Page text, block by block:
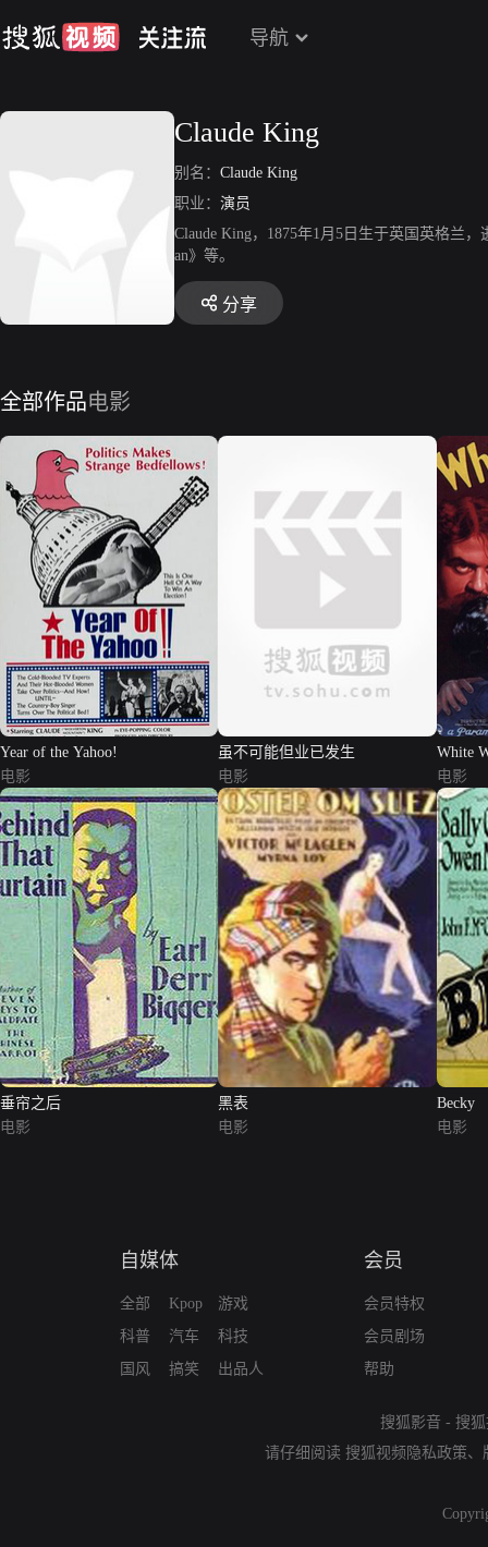
导航
Claude King
别名： Claude King
职业： 演员
Claude King，1875年1月5日生于英国英格兰
an》等。
分享
全部作品电影
Year of the Yahoo!
电影
虽不可能但业已发生
电影
White
电影
垂帘之后
电影
黑表
电影
Becky
电影
自媒体
全部
科普
国风
Kpop
汽车
搞笑
游戏
科技
出品人
会员
会员特权
会员剧场
帮助
搜狐影音 - 搜
请仔细阅读 搜狐视频隐私政策、